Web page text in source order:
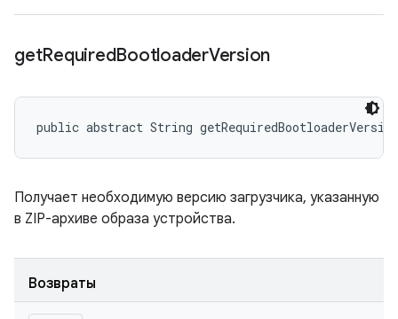
getRequiredBootloaderVersion
public abstract String
Получает необходимую версию загрузчика, указанную
в ZIP-архиве образа устройства.
Возвраты